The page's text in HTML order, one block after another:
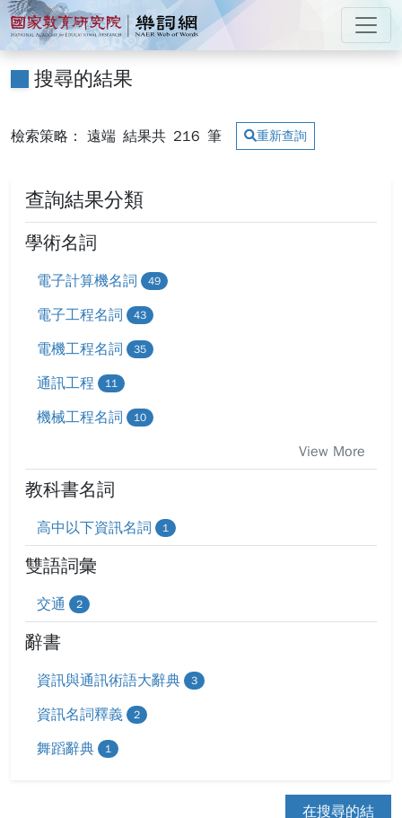
跳到主要內容
:::
國家教育研究院 樂詞網
搜尋的結果
檢索策略： 遠端 結果共 216 筆 重新查詢
查詢結果分類
學術名詞
電子計算機名詞 49
電子工程名詞 43
電機工程名詞 35
通訊工程 11
機械工程名詞 10
View More
教科書名詞
高中以下資訊名詞 1
雙語詞彙
交通 2
辭書
資訊與通訊術語大辭典 3
資訊名詞釋義 2
舞蹈辭典 1
在搜尋的結